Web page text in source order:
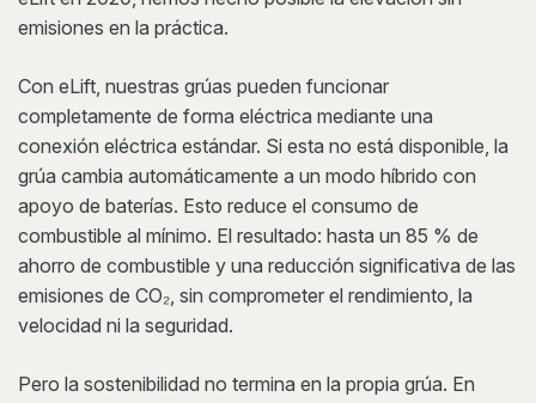
emisiones en la práctica.
Con eLift, nuestras grúas pueden funcionar
completamente de forma eléctrica mediante una
conexión eléctrica estándar. Si esta no está disponible, la
grúa cambia automáticamente a un modo híbrido con
apoyo de baterías. Esto reduce el consumo de
combustible al mínimo. El resultado: hasta un 85 % de
ahorro de combustible y una reducción significativa de las
emisiones de CO₂, sin comprometer el rendimiento, la
velocidad ni la seguridad.
Pero la sostenibilidad no termina en la propia grúa. En